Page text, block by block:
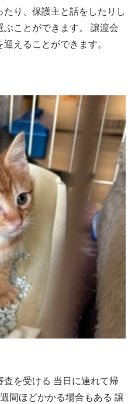
り、保護主と話をしたりし
ことができます。 譲渡会
えることができます。
を受ける 当日に連れて帰
間ほどかかる場合もある 譲